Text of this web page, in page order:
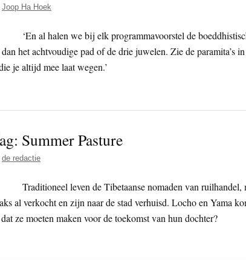
Joop Ha Hoek
‘En al halen we bij elk programmavoorstel de
het achtvoudige pad of de drie juwelen. Zie de paramita’s
je altijd mee laat wegen.’
Summer Pasture
de redactie
Traditioneel leven de Tibetaanse nomaden van
al verkocht en zijn naar de stad verhuisd. Locho en Yama
ze moeten maken voor de toekomst van hun dochter?